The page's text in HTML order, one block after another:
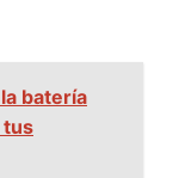
batería
tus